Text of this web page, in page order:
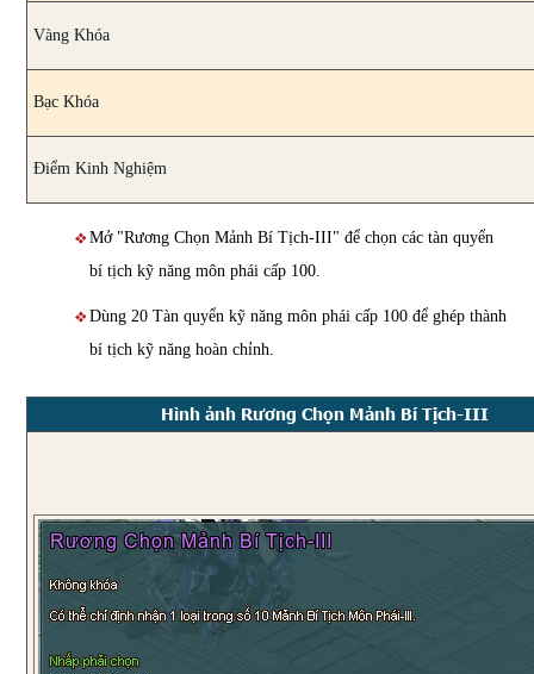
Vàng Khóa
Bạc Khóa
Điểm Kinh Nghiệm
Mở "Rương Chọn Mảnh Bí Tịch-III" để chọn các tàn quyển
bí tịch kỹ năng môn phái cấp 100.
Dùng 20 Tàn quyển kỹ năng môn phái cấp 100 để ghép thành
bí tịch kỹ năng hoàn chỉnh.
Hình ảnh Rương Chọn Mảnh Bí Tịch-III